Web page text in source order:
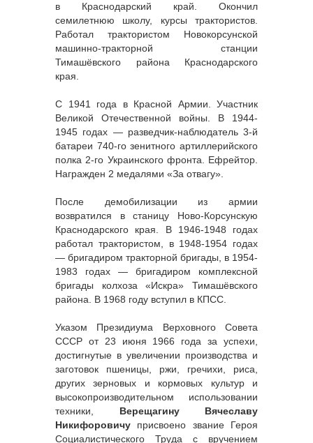
в Краснодарский край. Окончил
семилетнюю школу, курсы трактористов.
Работал трактористом Новокорсунской
машинно-тракторной станции
Тимашёвского района Краснодарского
края.
С 1941 года в Красной Армии. Участник
Великой Отечественной войны. В 1944-
1945 годах — разведчик-наблюдатель 3-й
батареи 740-го зенитного артиллерийского
полка 2-го Украинского фронта. Ефрейтор.
Награжден 2 медалями «За отвагу».
После демобилизации из армии
возвратился в станицу Ново-Корсунскую
Краснодарского края. В 1946-1948 годах
работал трактористом, в 1948-1954 годах
— бригадиром тракторной бригады, в 1954-
1983 годах — бригадиром комплексной
бригады колхоза «Искра» Тимашёвского
района. В 1968 году вступил в КПСС.
Указом Президиума Верховного Совета
СССР от 23 июня 1966 года за успехи,
достигнутые в увеличении производства и
заготовок пшеницы, ржи, гречихи, риса,
других зерновых и кормовых культур и
высокопроизводительном использовании
техники, Верещагину Вячеславу
Никифоровичу присвоено звание Героя
Социалистического Труда с вручением